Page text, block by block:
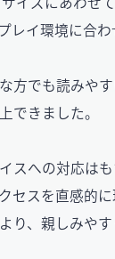
レイ環境に合
方でも読みや
できました。
スへの対応は
セスを直感的に
り、親しみや